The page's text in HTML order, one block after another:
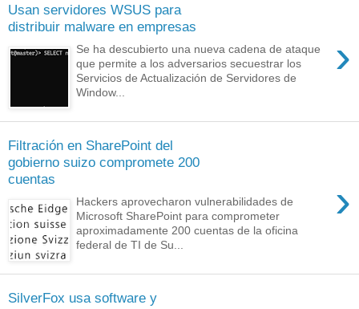
Usan servidores WSUS para
distribuir malware en empresas
›
Se ha descubierto una nueva cadena de ataque
que permite a los adversarios secuestrar los
Servicios de Actualización de Servidores de
Window...
Filtración en SharePoint del
gobierno suizo compromete 200
cuentas
›
Hackers aprovecharon vulnerabilidades de
Microsoft SharePoint para comprometer
aproximadamente 200 cuentas de la oficina
federal de TI de Su...
SilverFox usa software y